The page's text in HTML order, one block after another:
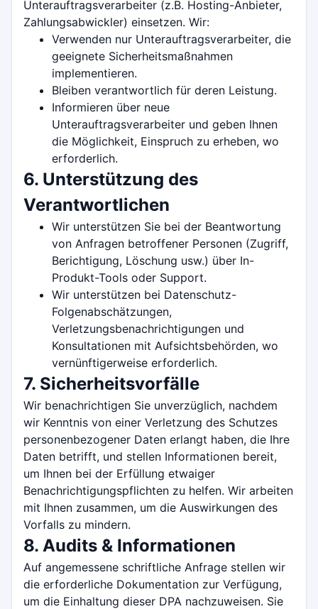
Unterauftragsverarbeiter (z.B. Hosting-Anbieter,
Zahlungsabwickler) einsetzen. Wir:
Verwenden nur Unterauftragsverarbeiter, die
geeignete Sicherheitsmaßnahmen
implementieren.
Bleiben verantwortlich für deren Leistung.
Informieren über neue
Unterauftragsverarbeiter und geben Ihnen
die Möglichkeit, Einspruch zu erheben, wo
erforderlich.
6. Unterstützung des
Verantwortlichen
Wir unterstützen Sie bei der Beantwortung
von Anfragen betroffener Personen (Zugriff,
Berichtigung, Löschung usw.) über In-
Produkt-Tools oder Support.
Wir unterstützen bei Datenschutz-
Folgenabschätzungen,
Verletzungsbenachrichtigungen und
Konsultationen mit Aufsichtsbehörden, wo
vernünftigerweise erforderlich.
7. Sicherheitsvorfälle
Wir benachrichtigen Sie unverzüglich, nachdem
wir Kenntnis von einer Verletzung des Schutzes
personenbezogener Daten erlangt haben, die Ihre
Daten betrifft, und stellen Informationen bereit,
um Ihnen bei der Erfüllung etwaiger
Benachrichtigungspflichten zu helfen. Wir arbeiten
mit Ihnen zusammen, um die Auswirkungen des
Vorfalls zu mindern.
8. Audits & Informationen
Auf angemessene schriftliche Anfrage stellen wir
die erforderliche Dokumentation zur Verfügung,
um die Einhaltung dieser DPA nachzuweisen. Sie